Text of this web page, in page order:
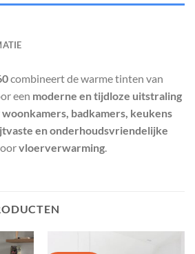
combineert de warme tinten van
een moderne en tijdloze uitstraling
woonkamers, badkamers, keukens
en onderhoudsvriendelijke
vloerverwarming.